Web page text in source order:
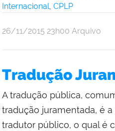
Internacional, CPLP
por
Reitoria
publicado
26/11/2015 23h00 Arquivo
Tradução
A tradução pública,
tradução juramentada, é
tradutor público, o qual é